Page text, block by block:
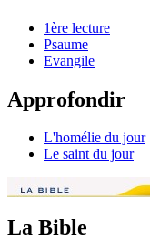
1ère lecture
Psaume
Evangile
Approfondir
L'homélie du jour
Le saint du jour
La Bible